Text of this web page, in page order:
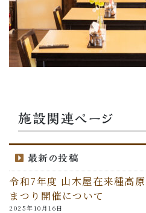
施設関連ページ
最新の投稿
令和7年度 山木屋在来種高
まつり開催について
2025年10月16日